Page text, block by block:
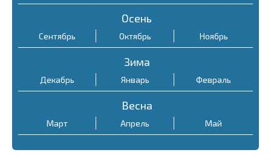
Осень
Сентябрь Октябрь Ноябрь
Зима
Декабрь Январь Февраль
Весна
Март Апрель Май
Ахун: Подъем на гору
Ахун, откуда открывается
потрясающий вид на
окрестности.
Дендрарий: Посещение
ботанического сада с
огромным разнообразием